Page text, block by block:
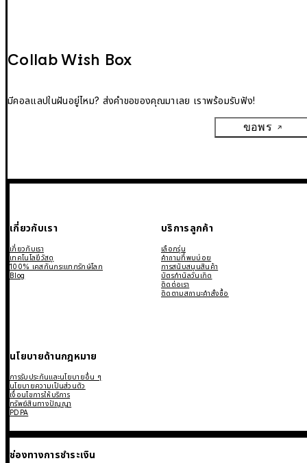
Collab Wish Box
มีคอลแลปในฝันอยู่ไหม? ส่งคำขอของคุณมาเลย เราพร้อมรับฟัง!
ขอพร
เกี่ยวกับเรา
เกี่ยวกับเรา
เทคโนโลยีวัสดุ
100% เคสกันกระแทกรักษ์โลก
Blog
บริการลูกค้า
เลือกรุ่น
คำถามที่พบบ่อย
การสนับสนุนสินค้า
บัตรกำนัลวันเกิด
ติดต่อเรา
ติดตามสถานะคำสั่งซื้อ
นโยบายด้านกฎหมาย
การรับประกันและนโยบายอื่น ๆ
นโยบายความเป็นส่วนตัว
เงื่อนไขการให้บริการ
ทรัพย์สินทางปัญญา
PDPA
ช่องทางการชำระเงิน